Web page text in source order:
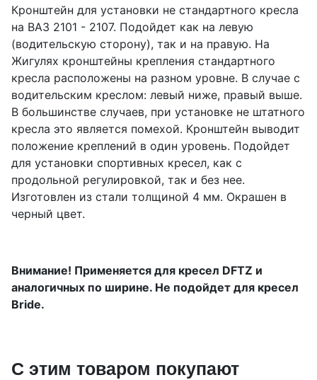
Кронштейн для установки не стандартного кресла
на ВАЗ 2101 - 2107. Подойдет как на левую
(водительскую сторону), так и на правую. На
Жигулях кронштейны крепления стандартного
кресла расположены на разном уровне. В случае с
водительским креслом: левый ниже, правый выше.
В большинстве случаев, при установке не штатного
кресла это является помехой. Кронштейн выводит
положение креплений в один уровень. Подойдет
для установки спортивных кресел, как с
продольной регулировкой, так и без нее.
Изготовлен из стали толщиной 4 мм. Окрашен в
черный цвет.
Внимание! Применяется для кресел DFTZ и
аналогичных по ширине. Не подойдет для кресел
Bride.
С этим товаром покупают